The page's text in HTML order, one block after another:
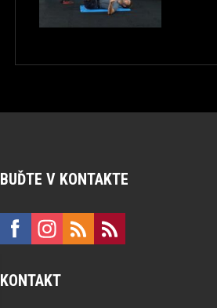
BUĎTE V KONTAKTE
KONTAKT